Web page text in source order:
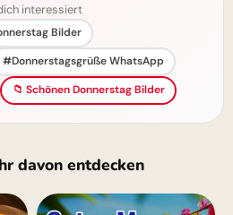
interessiert
Bilder
#Donnerstagsgrüße WhatsApp
📁 Schönen Donnerstag Bilder
davon entdecken